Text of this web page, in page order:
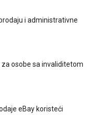
i administrativne
za osobe sa invaliditetom
eBay koristeći